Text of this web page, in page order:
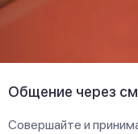
Общение через
Совершайте и